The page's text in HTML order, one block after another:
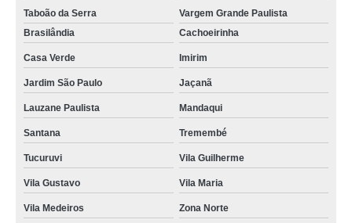
Taboão da Serra
Vargem Grande Paulista
Brasilândia
Cachoeirinha
Casa Verde Imirim
Jardim São Paulo Jaçanã
Lauzane Paulista Mandaqui
Santana Tremembé
Tucuruvi Vila Guilherme
Vila Gustavo Vila Maria
Vila Medeiros Zona Norte